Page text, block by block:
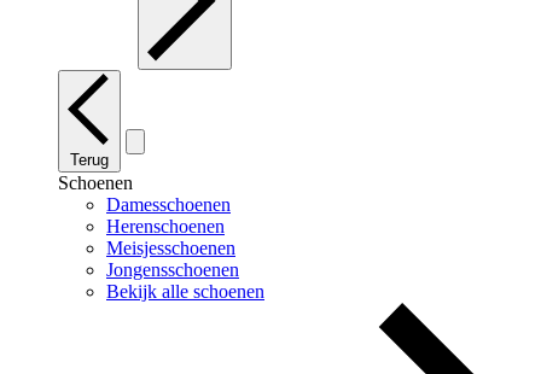
Terug
Schoenen
Damesschoenen
Herenschoenen
Meisjesschoenen
Jongensschoenen
Bekijk alle schoenen